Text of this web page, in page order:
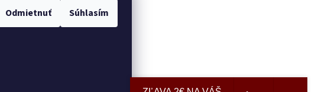
Odmietnuť Súhlasím
9.6.2025
One & Only Smoothie: